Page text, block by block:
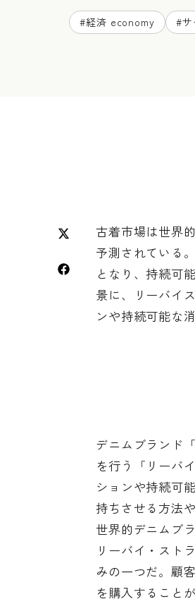
#経済 economy #
古着市場は世界
予測されている
となり、持続可
景に、リーバイ
ンや持続可能な
デニムブランド
を行う「 リーバ
ションや持続可
持ちさせる方法
世界的デニムブ
リーバイ・スト
みの一つだ。顧
を購入すること